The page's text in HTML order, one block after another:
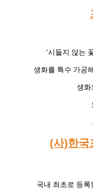
‘시들지 않는
생화를 특수 가공
생화
(사)한국
국내 최초로 등